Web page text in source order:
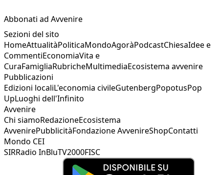
Abbonati ad Avvenire
Sezioni del sito
HomeAttualitàPoliticaMondoAgoràPodcastChiesaIdee e
CommentiEconomiaVita e
CuraFamigliaRubricheMultimediaEcosistema avvenire
Pubblicazioni
Edizioni localiL'economia civileGutenbergPopotusPop
UpLuoghi dell'Infinito
Avvenire
Chi siamoRedazioneEcosistema
AvvenirePubblicitàFondazione AvvenireShopContatti
Mondo CEI
SIRRadio InBluTV2000FISC